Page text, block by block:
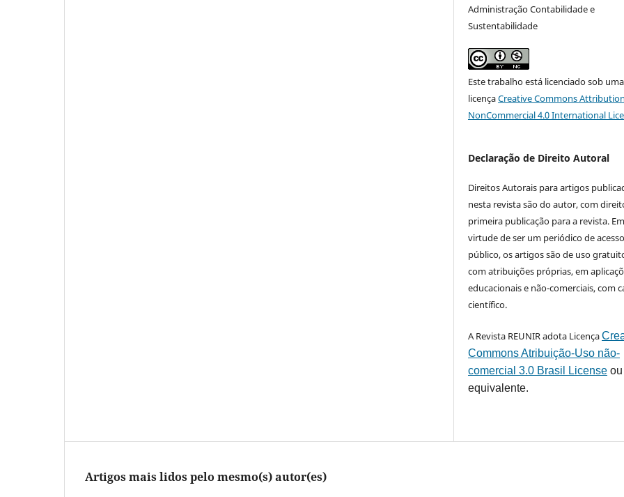
Administração Contabilidade e
Sustentabilidade
Este trabalho está licenciado sob uma
licençaCreative Commons
NonCommercial 4.0 International
Declaração de Direito Autoral
Direitos Autorais para artigos
nesta revista são do autor, com
primeira publicação para a revista. Em
virtude de ser um periódico de acesso
público, os artigos são de uso
com atribuições próprias, em
educacionais e não-comerciais, com
científico.
A Revista REUNIR adota Licença
Commons Atribuição-Uso não-
comercial 3.0 Brasil License
equivalente.
Artigos mais lidos pelo mesmo(s) autor(es)